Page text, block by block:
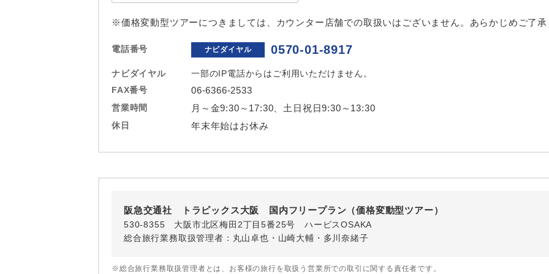
※価格変動型ツアーにつきましては、カウンター店舗での取扱いはございません。あらかじめご了承
電話番号 ナビダイヤル 0570-01-8917
ナビダイヤル
一部のIP電話からはご利用いただけません。
FAX番号
06-6366-2533
営業時間 月～金9:30～17:30、土日祝日9:30～13:30
休日 年末年始はお休み
阪急交通社 トラピックス大阪 国内フリープラン（価格変動型ツアー）
530-8355 大阪市北区梅田2丁目5番25号 ハービスOSAKA
総合旅行業務取扱管理者：丸山卓也・山崎大輔・多川奈緒子
※総合旅行業務取扱管理者とは、お客様の旅行を取扱う営業所での取引に関する責任者です。